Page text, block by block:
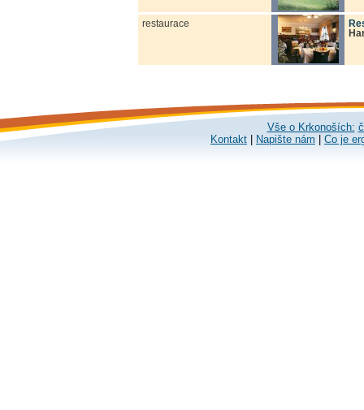
restaurace
Vše o Krkonoších:
Kontakt
Napište nám Co je